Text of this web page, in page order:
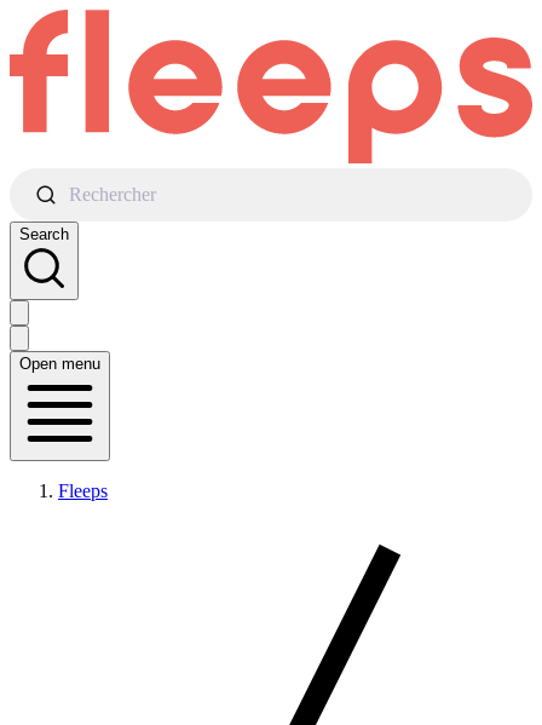
Rechercher
Search
Open menu
Fleeps